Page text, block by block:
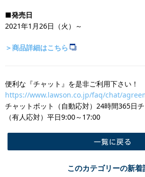
■発売日
2021年1月26日（火）～
＞商品詳細はこちら
便利な『チャット』を是非ご利用下さい！
https://www.lawson.co.jp/faq/chat/
チャットボット（自動応対）24時間365日
​（有人応対）平日9:00～17:00
このカテゴリーの新着